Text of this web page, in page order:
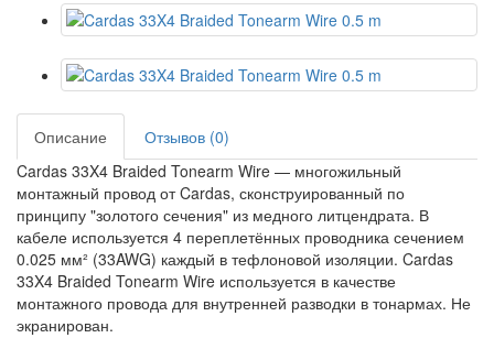
Описание
Отзывов (0)
Cardas 33X4 Braided Tonearm Wire — многожильный
монтажный провод от Cardas, сконструированный по
принципу "золотого сечения" из медного литцендрата. В
кабеле используется 4 переплетённых проводника сечением
0.025 мм² (33AWG) каждый в тефлоновой изоляции. Cardas
33X4 Braided Tonearm Wire используется в качестве
монтажного провода для внутренней разводки в тонармах. Не
экранирован.